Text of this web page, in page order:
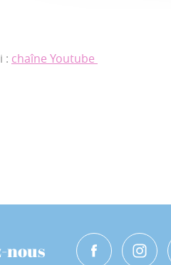
: chaîne Youtube
nous